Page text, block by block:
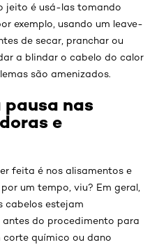
jeito é usá-las tomando
exemplo, usando um leave-
de secar, pranchar ou
a blindar o cabelo do calor
são amenizados.
pausa nas
e
feita é nos alisamentos e
um tempo, viu? Em geral,
cabelos estejam
do procedimento para
corte químico ou dano